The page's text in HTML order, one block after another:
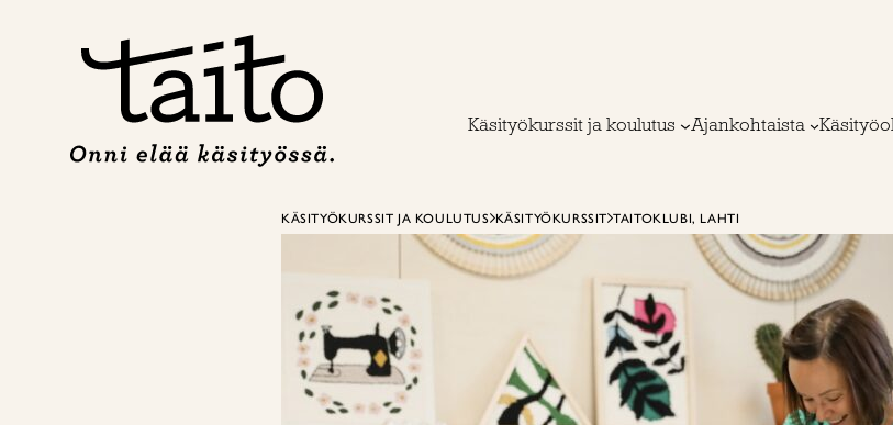
Käsityökurssit ja koulutus Ajankohtaista
KÄSITYÖKURSSIT JA KOULUTUS KÄSITYÖKURSSIT TAITOKLUBI, LAHTI